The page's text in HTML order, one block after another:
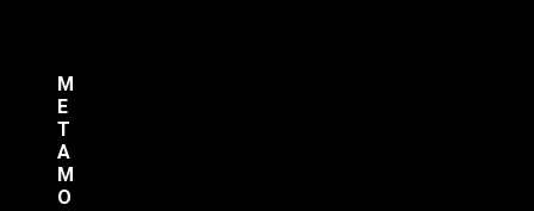
M
E
T
A
M
O